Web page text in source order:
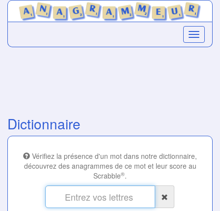
Dictionnaire
Vérifiez la présence d'un mot dans notre dictionnaire,
découvrez des anagrammes de ce mot et leur score au
Scrabble®.